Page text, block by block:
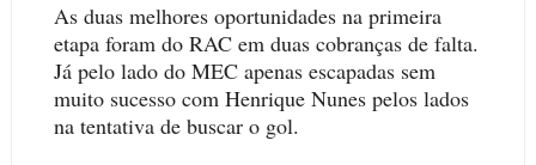
As duas melhores oportunidades na primeira
etapa foram do RAC em duas cobranças de falta.
Já pelo lado do MEC apenas escapadas sem
muito sucesso com Henrique Nunes pelos lados
na tentativa de buscar o gol.